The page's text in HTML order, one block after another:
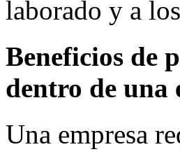
laborado y a
Beneficios de
dentro de una
Una empresa